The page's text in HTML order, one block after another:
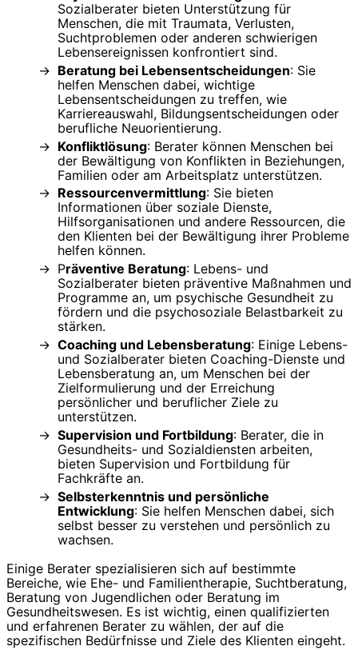
Sozialberater bieten Unterstützung für
Menschen, die mit Traumata, Verlusten,
Suchtproblemen oder anderen schwierigen
Lebensereignissen konfrontiert sind.
Beratung bei Lebensentscheidungen: Sie
helfen Menschen dabei, wichtige
Lebensentscheidungen zu treffen, wie
Karriereauswahl, Bildungsentscheidungen oder
berufliche Neuorientierung.
Konfliktlösung: Berater können Menschen bei
der Bewältigung von Konflikten in Beziehungen,
Familien oder am Arbeitsplatz unterstützen.
Ressourcenvermittlung: Sie bieten
Informationen über soziale Dienste,
Hilfsorganisationen und andere Ressourcen, die
den Klienten bei der Bewältigung ihrer Probleme
helfen können.
Präventive Beratung: Lebens- und
Sozialberater bieten präventive Maßnahmen und
Programme an, um psychische Gesundheit zu
fördern und die psychosoziale Belastbarkeit zu
stärken.
Coaching und Lebensberatung: Einige Lebens-
und Sozialberater bieten Coaching-Dienste und
Lebensberatung an, um Menschen bei der
Zielformulierung und der Erreichung
persönlicher und beruflicher Ziele zu
unterstützen.
Supervision und Fortbildung: Berater, die in
Gesundheits- und Sozialdiensten arbeiten,
bieten Supervision und Fortbildung für
Fachkräfte an.
Selbsterkenntnis und persönliche
Entwicklung: Sie helfen Menschen dabei, sich
selbst besser zu verstehen und persönlich zu
wachsen.
Einige Berater spezialisieren sich auf bestimmte
Bereiche, wie Ehe- und Familientherapie, Suchtberatung,
Beratung von Jugendlichen oder Beratung im
Gesundheitswesen. Es ist wichtig, einen qualifizierten
und erfahrenen Berater zu wählen, der auf die
spezifischen Bedürfnisse und Ziele des Klienten eingeht.